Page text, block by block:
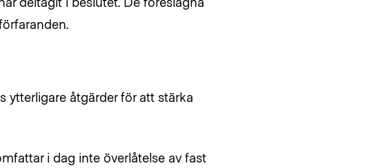
åtgärder för att stärka
i dag inte överlåtelse av fast